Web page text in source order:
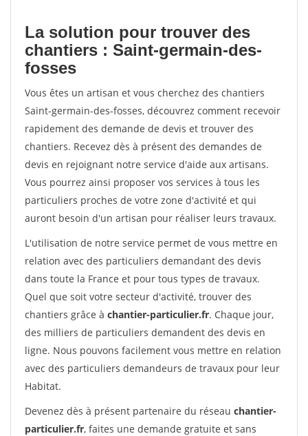
La solution pour trouver des
chantiers : Saint-germain-des-
fosses
Vous êtes un artisan et vous cherchez des chantiers
Saint-germain-des-fosses, découvrez comment recevoir
rapidement des demande de devis et trouver des
chantiers. Recevez dès à présent des demandes de
devis en rejoignant notre service d'aide aux artisans.
Vous pourrez ainsi proposer vos services à tous les
particuliers proches de votre zone d'activité et qui
auront besoin d'un artisan pour réaliser leurs travaux.
L'utilisation de notre service permet de vous mettre en
relation avec des particuliers demandant des devis
dans toute la France et pour tous types de travaux.
Quel que soit votre secteur d'activité, trouver des
chantiers grâce à chantier-particulier.fr. Chaque jour,
des milliers de particuliers demandent des devis en
ligne. Nous pouvons facilement vous mettre en relation
avec des particuliers demandeurs de travaux pour leur
Habitat.
Devenez dès à présent partenaire du réseau chantier-
particulier.fr, faites une demande gratuite et sans